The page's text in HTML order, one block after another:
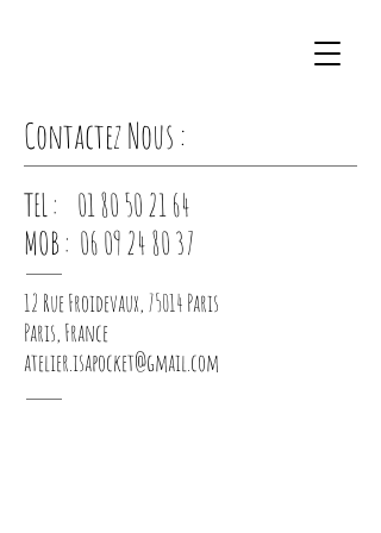
Contactez Nous :
TEL : 01 80 50 21 64
MOB : 06 09 24 80 37
12 Rue Froidevaux, 75014 Paris
Paris, France
atelier.isapocket@gmail.com